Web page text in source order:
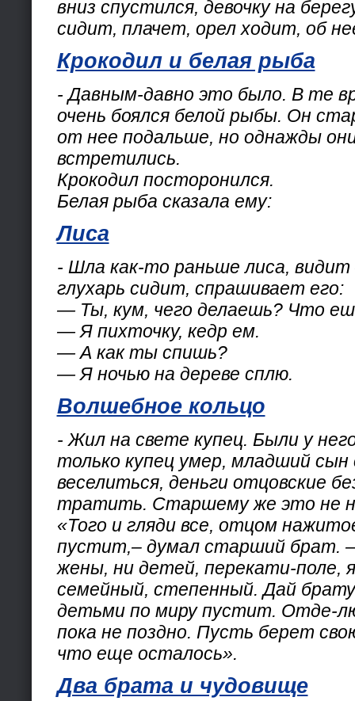
вниз спустился, девочку на
сидит, плачет, орел ходит, об
Крокодил и белая рыба
- Давным-давно это было. В те
очень боялся белой рыбы. Он
от нее подальше, но однажды
встретились.
Крокодил посторонился.
Белая рыба сказала ему:
Лиса
- Шла как-то раньше лиса,
глухарь сидит, спрашивает его:
— Ты, кум, чего делаешь? Что
— Я пихточку, кедр ем.
— А как ты спишь?
— Я ночью на дереве сплю.
Волшебное кольцо
- Жил на свете купец. Были у
только купец умер, младший сын
веселиться, деньги отцовские
тратить. Старшему же это не
«Того и гляди все, отцом
пустит,– думал старший брат.
жены, ни детей, перекати-поле,
семейный, степенный. Дай
детьми по миру пустит. Отде-
пока не поздно. Пусть берет
что еще осталось».
Два брата и чудовище